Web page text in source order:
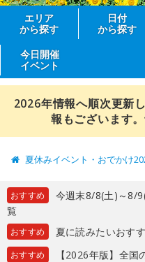
エリア
から探す
日付
から探す
今日開催
イベント
2026年情報へ順次更新
報もございます
夏休みイベント・おでかけ
おすすめ
今週末8/8(土)～8/
覧
おすすめ 夏に読みたいおす
おすすめ
【2026年版】全